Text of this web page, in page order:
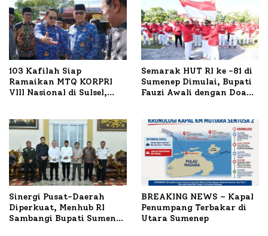
103 Kafilah Siap
Ramaikan MTQ KORPRI
VIII Nasional di Sulsel,
Semarak HUT RI ke -81 di
Sumenep Dimulai, Bupati
Fauzi Awali dengan Doa
Sinergi Pusat-Daerah
Diperkuat, Menhub RI
Sambangi Bupati Sumenep
BREAKING NEWS – Kapal
Penumpang Terbakar di
Utara Sumenep